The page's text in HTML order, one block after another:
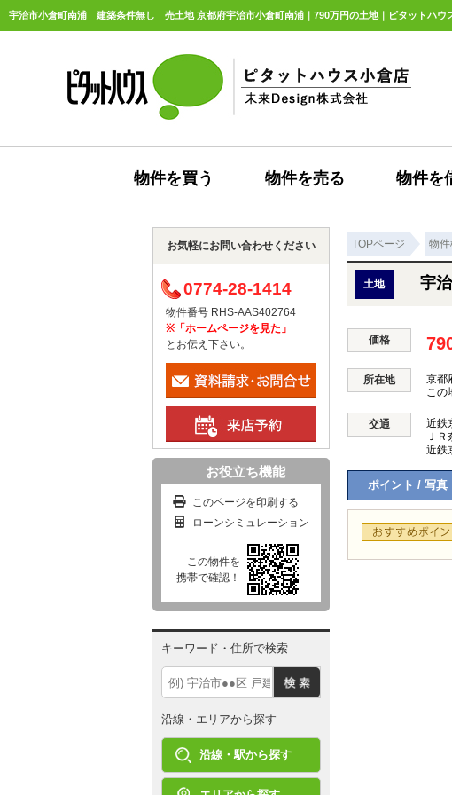
宇治市小倉町南浦 建築条件無し 売土地 京都府宇治市小倉町南浦｜790万円の土地｜ピタットハ
物件を買う 物件を売る 物件を
TOPページ 物
土地 宇
価格
所在地 京都
この
交通 近鉄
ＪＲ
近鉄
ポイント / 写真
お気軽にお問い合わせください
0774-28-1414
物件番号 RHS-AAS402764
※「ホームページを見た」
とお伝え下さい。
お役立ち機能
このページを印刷する
ローンシミュレーション
この物件を
携帯で確認！
キーワード・住所で検索
沿線・エリアから探す
沿線・駅から探す